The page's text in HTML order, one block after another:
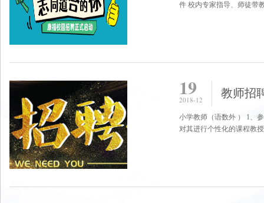
件 校内专家指导、师徒带
19
2018-12
教师招
小学教师（语数外 ） 1、
对其进行个性化的课程教